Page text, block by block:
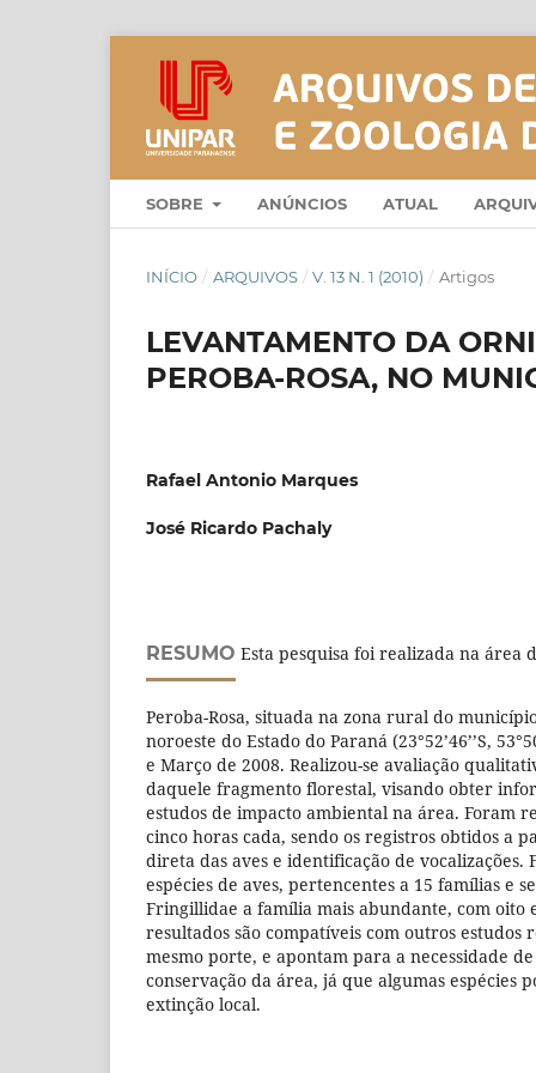
SOBRE ANÚNCIOS ATUAL
INÍCIO / ARQUIVOS / V. 13 N. 1 (2010) / Artigos
LEVANTAMENTO DA
PEROBA-ROSA, NO
Rafael Antonio Marques
José Ricardo Pachaly
RESUMO Esta pesquisa foi realizada na área
Peroba-Rosa, situada na zona rural do
noroeste do Estado do Paraná (23°52’46’’S,
e Março de 2008. Realizou-se avaliação
daquele fragmento florestal, visando obter
estudos de impacto ambiental na área. Foram
cinco horas cada, sendo os registros obtidos a
direta das aves e identificação de vocalizações.
espécies de aves, pertencentes a 15 famílias e
Fringillidae a família mais abundante, com oito
resultados são compatíveis com outros estudos
mesmo porte, e apontam para a necessidade
conservação da área, já que algumas espécies
extinção local.